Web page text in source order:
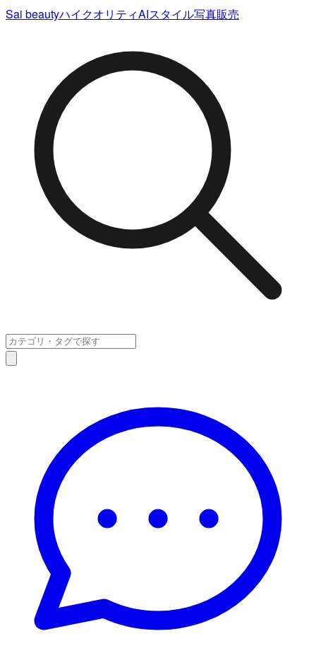
Sai beautyハイクオリティAIスタイル写真販売